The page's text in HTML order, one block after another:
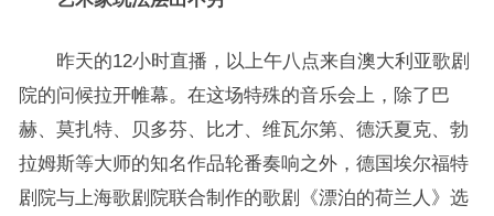
昨天的12小时直播，以上午八点来自澳大利亚歌剧
院的问候拉开帷幕。在这场特殊的音乐会上，除了巴
赫、莫扎特、贝多芬、比才、维瓦尔第、德沃夏克、勃
拉姆斯等大师的知名作品轮番奏响之外，德国埃尔福特
剧院与上海歌剧院联合制作的歌剧《漂泊的荷兰人》选